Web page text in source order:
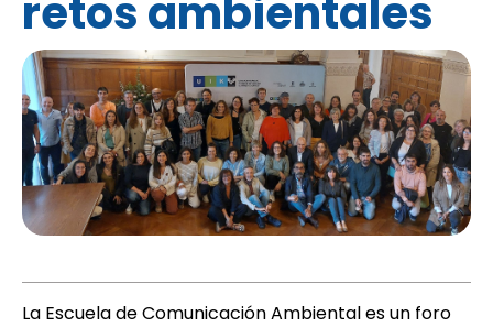
retos ambientales
La Escuela de Comunicación Ambiental es un foro